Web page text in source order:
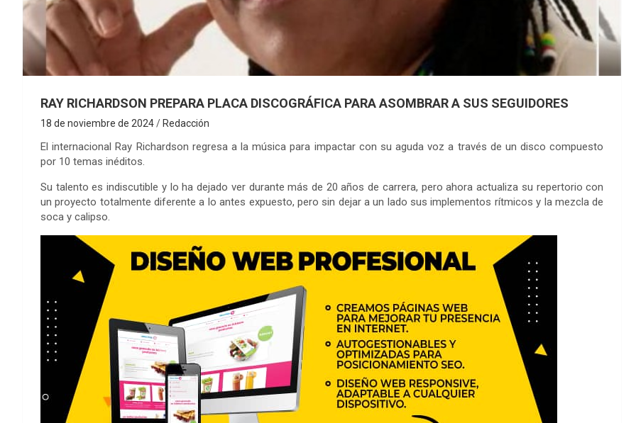
RAY RICHARDSON PREPARA PLACA DISCOGRÁFICA PARA ASOMBRAR A SUS SEGUIDORES
18 de noviembre de 2024 Redacción
El internacional Ray Richardson regresa a la música para impactar con su aguda voz a través de un disco compuesto
por 10 temas inéditos.
Su talento es indiscutible y lo ha dejado ver durante más de 20 años de carrera, pero ahora actualiza su repertorio con
un proyecto totalmente diferente a lo antes expuesto, pero sin dejar a un lado sus implementos rítmicos y la mezcla de
soca y calipso.